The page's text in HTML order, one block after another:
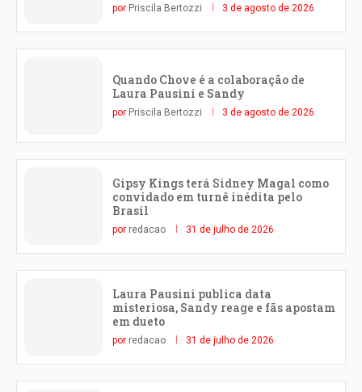
por Priscila Bertozzi 3 de agosto de 2026
Quando Chove é a colaboração de
Laura Pausini e Sandy
por Priscila Bertozzi 3 de agosto de 2026
Gipsy Kings terá Sidney Magal como
convidado em turnê inédita pelo
Brasil
por redacao 31 de julho de 2026
Laura Pausini publica data
misteriosa, Sandy reage e fãs apostam
em dueto
por redacao 31 de julho de 2026